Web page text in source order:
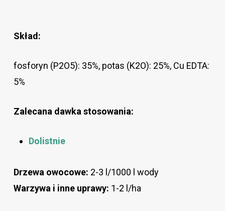
Skład:
fosforyn (P2O5): 35%, potas (K2O): 25%, Cu EDTA:
5%
Zalecana dawka stosowania:
Dolistnie
Drzewa owocowe: 2-3 l/1000 l wody
Warzywa i inne uprawy: 1-2 l/ha